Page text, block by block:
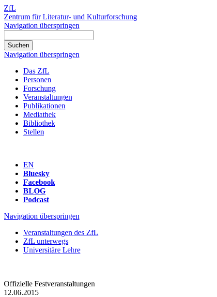
ZfL
Zentrum für Literatur- und Kulturforschung
Navigation überspringen
Navigation überspringen
Das ZfL
Personen
Forschung
Veranstaltungen
Publikationen
Mediathek
Bibliothek
Stellen
EN
Bluesky
Facebook
BLOG
Podcast
Navigation überspringen
Veranstaltungen des ZfL
ZfL unterwegs
Universitäre Lehre
Offizielle Festveranstaltungen
12.06.2015